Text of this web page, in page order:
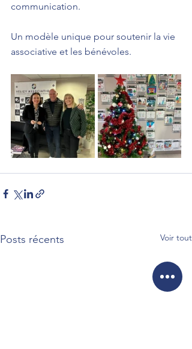
communication.
Un modèle unique pour soutenir la vie
associative et les bénévoles.
Posts récents Voir tout